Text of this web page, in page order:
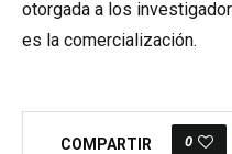
otorgada a los
es la comercialización.
COMPARTIR 0